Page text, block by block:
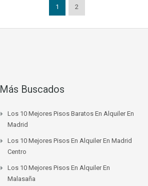
1 2
Más Buscados
Los 10 Mejores Pisos Baratos En Alquiler En
Madrid
Los 10 Mejores Pisos En Alquiler En Madrid
Centro
Los 10 Mejores Pisos En Alquiler En
Malasaña